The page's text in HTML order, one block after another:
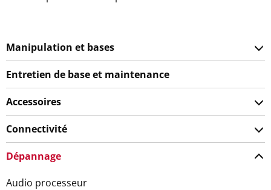
Manipulation et bases
Entretien de base et maintenance
Accessoires
Connectivité
Dépannage
Audio processeur